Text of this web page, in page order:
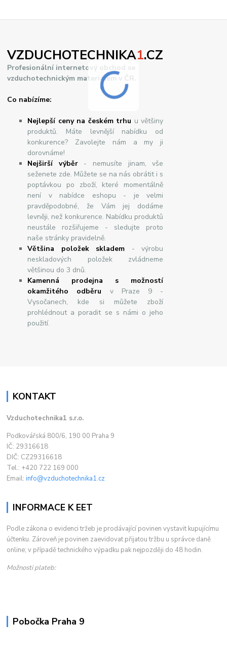
VZDUCHOTECHNIKA1.CZ
Profesionální internetový obchod se
vzduchotechnickým materiálem v ČR.
Co nabízíme:
Nejlepší ceny na českém trhu u většiny
produktů. Máte levnější nabídku od
konkurence? Zavolejte nám a my ji
dorovnáme!
Nejširšívýběr- nemusíte jinam, vše
seženete zde. Můžete se na nás obrátit i s
poptávkou po zboží, které momentálně
není v nabídce eshopu - je velmi
pravděpodobné, že Vám jej dodáme
levněji, než konkurence. Nabídku produktů
neustále rozšiřujeme - sledujte proto
naše stránky pravidelně.
Většina položek skladem - výrobu
neskladových položek zvládneme
většinou do 3 dnů.
Kamenná prodejna s možností
okamžitého odběru v Praze 9 -
Vysočanech, kde si můžete zboží
prohlédnout a poradit se s námi o jeho
použití.
KONTAKT
Vzduchotechnika1 s.r.o.
Podkovářská 800/6, 190 00 Praha 9
IČ: 29316618
DIČ: CZ29316618
Tel.: +420 722 169 000
Email:info@vzduchotechnika1.cz
INFORMACE K EET
Podle zákona o evidenci tržeb je prodávající povinen vystavit kupujícímu
účtenku. Zároveň je povinen zaevidovat přijatou tržbu u správce daně
online; v případě technického výpadku pak nejpozději do 48 hodin.
Možnosti plateb:
Pobočka Praha 9